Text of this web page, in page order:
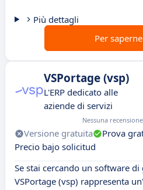
Più dettagli
Per
VSPortage (vsp)
L'ERP dedicato alle
aziende di servizi
Nessuna
Versione gratuita Prova
Precio bajo solicitud
Se stai cercando un software di
VSPortage (vsp) rappresenta